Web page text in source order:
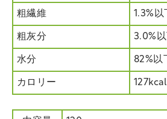
粗繊維 1.3%以
粗灰分 3.0%以
水分 82%以
カロリー